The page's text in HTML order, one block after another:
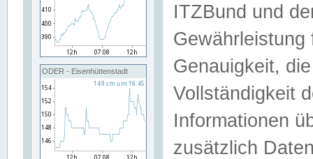
ODER - Eisenhüttenstadt
ITZBund und
Genauigkeit,
Vollständigkeit
Informationen
zusätzlich